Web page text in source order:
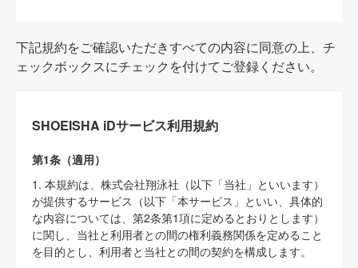
下記規約をご確認いただきすべての内容に同意の上、チ
ェックボックスにチェックを付けてご登録ください。
SHOEISHA iDサービス利用規約
第1条（適用）
1. 本規約は、株式会社翔泳社（以下「当社」といいます）
が提供するサービス（以下「本サービス」といい、具体的
な内容については、第2条第1項に定めるとおりとします）
に関し、当社と利用者との間の権利義務関係を定めること
を目的とし、利用者と当社との間の契約を構成します。